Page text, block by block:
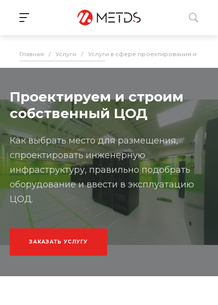
Главная / Услуги / Услуги в сфере проектирования и
Проектируем и строим
собственный ЦОД
Как выбрать место для размещения,
спроектировать инженерную
инфраструктуру, правильно подобрать
оборудование и ввести в эксплуатацию
ЦОД.
ЗАКАЗАТЬ УСЛУГУ